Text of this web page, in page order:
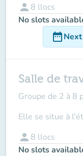
person 8 llocs
No slots
date_range
Salle de
Groupe de 2 à 8
Elle se situe à
person 8 llocs
No slots